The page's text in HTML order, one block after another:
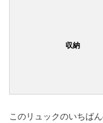
収納
このリュックのいちば